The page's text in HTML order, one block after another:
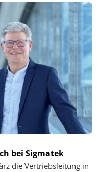
bei Sigmatek
die Vertriebsleitung in